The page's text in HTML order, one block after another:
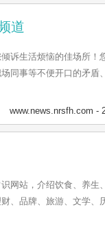
道
诉生活烦恼的佳场所！
同事等不便开口的矛盾
www.news.nrsfh.com -
网站，介绍饮食、养生
、品牌、旅游、文学、